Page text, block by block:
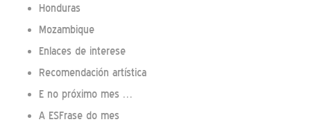
Honduras
Mozambique
Enlaces de interese
Recomendación artística
E no próximo mes …
A ESFrase do mes